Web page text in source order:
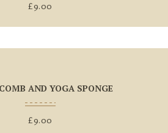
£9.00
AND YOGA SPONGE
£9.00